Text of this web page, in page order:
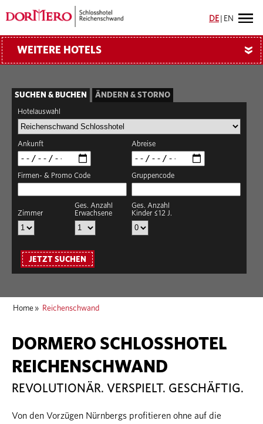
DE EN
WEITERE HOTELS »
SUCHEN & BUCHEN ÄNDERN & STORNO
Hotelauswahl
Ankunft Abreise
Firmen- & Promo Code Gruppencode
Zimmer
Ges. Anzahl
Erwachsene
Ges. Anzahl
Kinder ≤12 J.
JETZT SUCHEN
Home » Reichenschwand
DORMERO SCHLOSSHOTEL
REICHENSCHWAND
REVOLUTIONÄR. VERSPIELT. GESCHÄFTIG.
Von den Vorzügen Nürnbergs profitieren ohne auf die